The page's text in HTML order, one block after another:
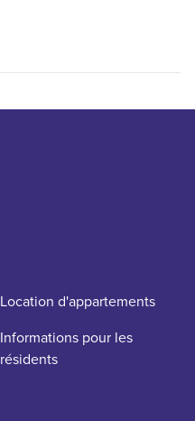
Location d'appartements
Informations pour les
résidents